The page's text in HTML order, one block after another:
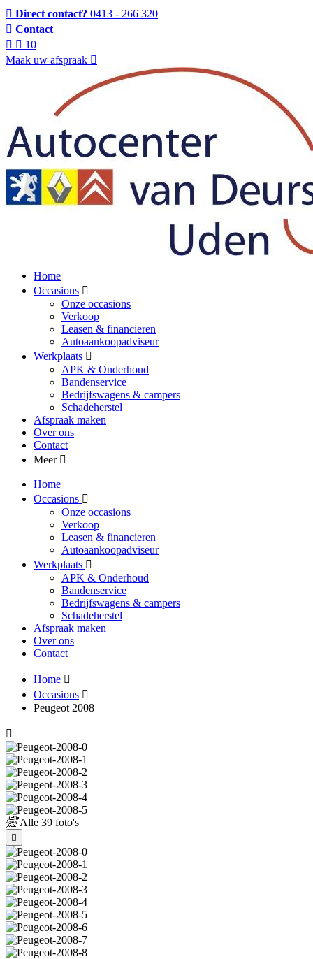
Direct contact? 0413 - 266 320
Contact
10
Maak uw afspraak
Home
Occasions
Onze occasions
Verkoop
Leasen & financieren
Autoaankoopadviseur
Werkplaats
APK & Onderhoud
Bandenservice
Bedrijfswagens & campers
Schadeherstel
Afspraak maken
Over ons
Contact
Meer
Home
Occasions
Onze occasions
Verkoop
Leasen & financieren
Autoaankoopadviseur
Werkplaats
APK & Onderhoud
Bandenservice
Bedrijfswagens & campers
Schadeherstel
Afspraak maken
Over ons
Contact
Home
Occasions
Peugeot 2008
Alle 39 foto's